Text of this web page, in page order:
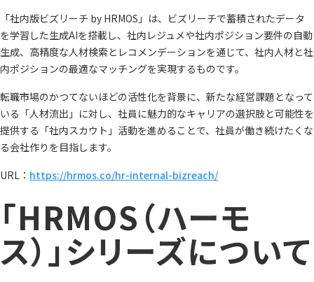
「社内版ビズリーチ by HRMOS」は、ビズリーチで蓄積されたデータ
を学習した生成AIを搭載し、社内レジュメや社内ポジション要件の自動
生成、高精度な人材検索とレコメンデーションを通じて、社内人材と社
内ポジションの最適なマッチングを実現するものです。
転職市場のかつてないほどの活性化を背景に、新たな経営課題となって
いる「人材流出」に対し、社員に魅力的なキャリアの選択肢と可能性を
提供する「社内スカウト」活動を進めることで、社員が働き続けたくな
る会社作りを目指します。
URL： https://hrmos.co/hr-internal-bizreach/
「HRMOS（ハーモ
ス）」シリーズについて